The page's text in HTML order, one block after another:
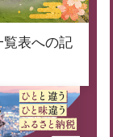
覧表への記